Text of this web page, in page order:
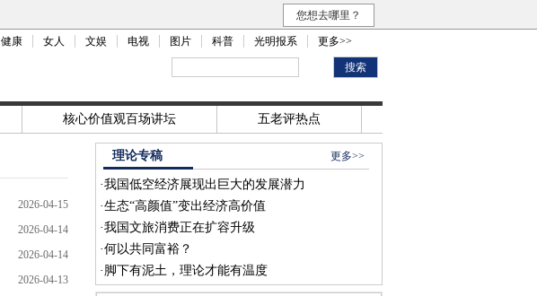
您想去哪里？
健康 女人 文娱 电视 图片 科普 光明报系 更多>>
核心价值观百场讲坛 五老评热点
2026-04-15
2026-04-14
2026-04-14
2026-04-13
理论专稿 更多>>
·我国低空经济展现出巨大的发展潜力
·生态“高颜值”变出经济高价值
·我国文旅消费正在扩容升级
·何以共同富裕？
· 脚下有泥土，理论才能有温度